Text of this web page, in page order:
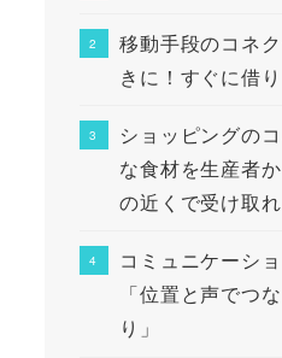
移動手段のコネ
きに！すぐに借
ショッピングの
な食材を生産者
の近くで受け取れ
コミュニケーシ
「位置と声でつ
り」